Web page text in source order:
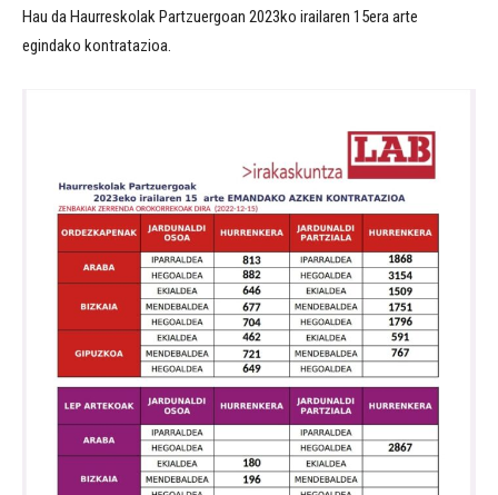
Hau da Haurreskolak Partzuergoan 2023ko irailaren 15era arte
egindako kontratazioa.